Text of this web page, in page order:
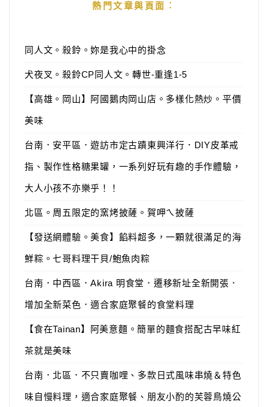
熱門文章與頁面︰
同人文。殺鈴。妳是我心中的掛念
犬夜叉。殺鈴CP同人文。轉世-重逢1-5
【高雄。岡山】阿國鵝肉岡山店。多樣化熱炒。平價
美味
台南．安平區．遊訪市定古蹟東興洋行．DIY皮革戒
指、製作性格糖果罐，一系列好玩有趣的手作體驗，
大人小孩不亦樂乎！！
北區。周五限定的窯烤披薩。賀呷ㄟ披薩
【發送網體驗。美食】餡料超多，一顆就很滿足的海
鮮粽。七哥料理干貝/鮑魚肉粽
台南．中西區．Akira 明食堂．遷移新址全新開張．
增加全新菜色．適合家庭聚餐的食堂料理
【食在Tainan】阿美意麵。簡單的麵食搭配古早味紅
茶就是美味
台南．北區．不只賣咖哩、多款日式風味串燒＆特色
味自慢料理，適合家庭聚餐、朋友小酌的芙蓉鳥燒公